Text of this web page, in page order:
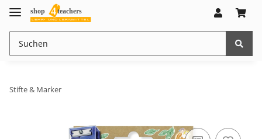
Stifte & Marker